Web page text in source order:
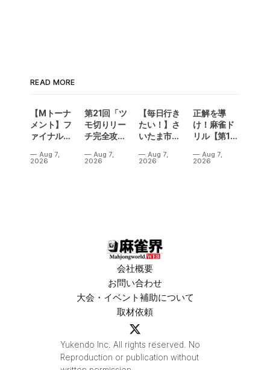
READ MORE
【Mトーナ
メント】フ
ァイナル／2
ニバル！東
Aug 7,
2026
第21回「ツ
モ切りリー
チ完全攻
Aug 7,
2026
【毎日行き
たい！】さ
いたま市に
誕生！？
Aug 7,
2026
正解を導
け！麻雀ド
リル【第14
Aug 7,
2026
会社概要
お問い合わせ
大会・イベント補助について
取材依頼
Yukendo Inc. All rights reserved. No
Reproduction or publication without